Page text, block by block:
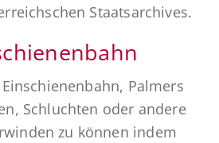
Staatsarchives.
Palmers
Schluchten oder andere
zu können indem